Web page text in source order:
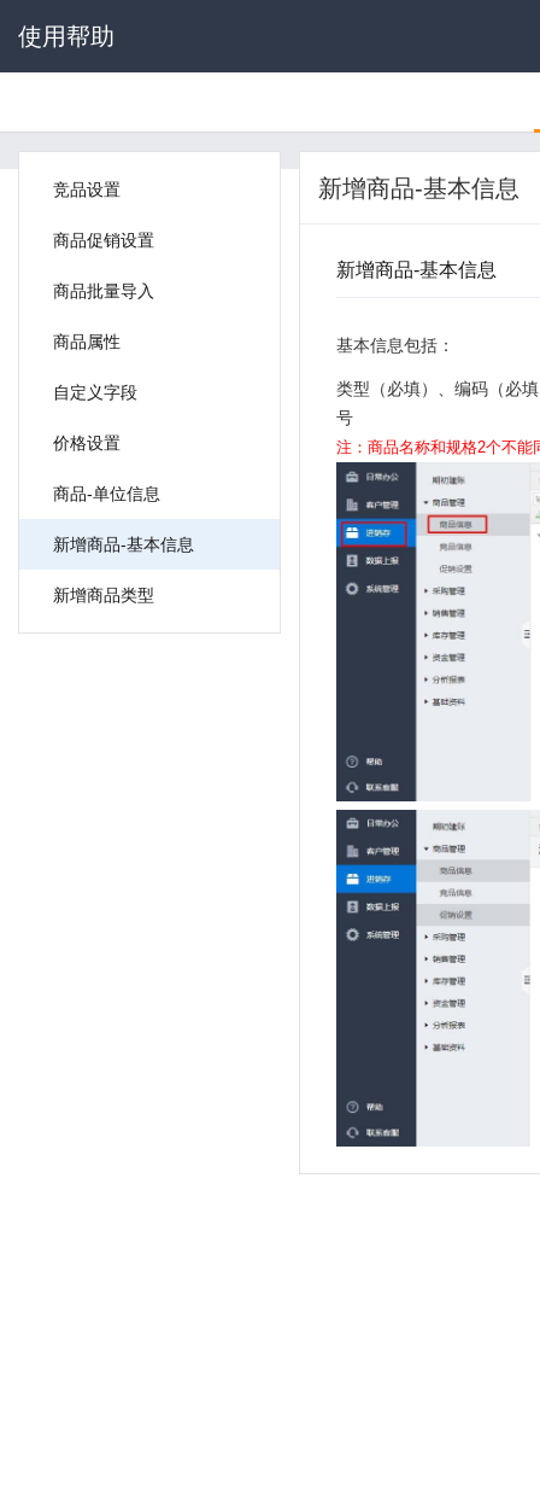
使用帮助
竞品设置
商品促销设置
商品批量导入
商品属性
自定义字段
价格设置
商品-单位信息
新增商品-基本信息
新增商品类型
新增商品-基本信息
新增商品-基本信息
基本信息包括：
类型（必填）、编码（必
号
注：商品名称和规格2个不能